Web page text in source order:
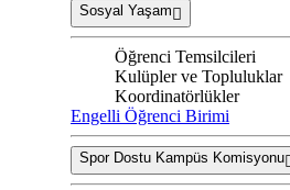
Sosyal Yaşam
Öğrenci Temsilcileri
Kulüpler ve Topluluklar
Koordinatörlükler
Engelli Öğrenci Birimi
Spor Dostu Kampüs Komisyonu